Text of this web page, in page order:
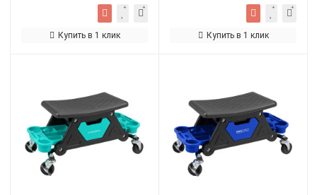
Купить в 1 клик Купить в 1 клик